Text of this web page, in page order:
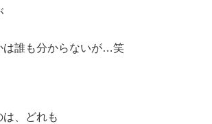
は誰も分からないが…笑
、どれも